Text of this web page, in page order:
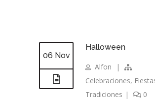
06 Nov
Halloween
Alfon
|
Celebraciones,
Tradiciones | 0